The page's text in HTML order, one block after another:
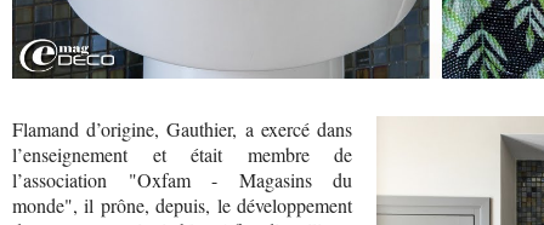
Flamand d’origine, Gauthier, a exercé dans
l’enseignement et était membre de
l’association "Oxfam - Magasins du
monde", il prône, depuis, le développement